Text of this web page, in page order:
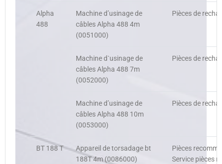
Alpha
488
Machine d’usinage de
câbles Alpha 488 4m
(0051000)
Pièces de
Machine d`usinage de
câbles Alpha 488 7m
(0052000)
Pièces de
Machine d’usinage de
câbles Alpha 488 10m
(0053000)
Pièces de
BT 188 T
Appareil de torsadage bt
188T 4m (0086000)
Pièces
Service pièces